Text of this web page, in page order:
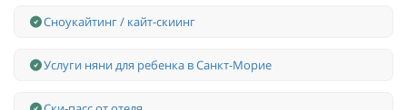
Сноукайтинг / кайт-скиинг
Услуги няни для ребенка в Санкт-Морие